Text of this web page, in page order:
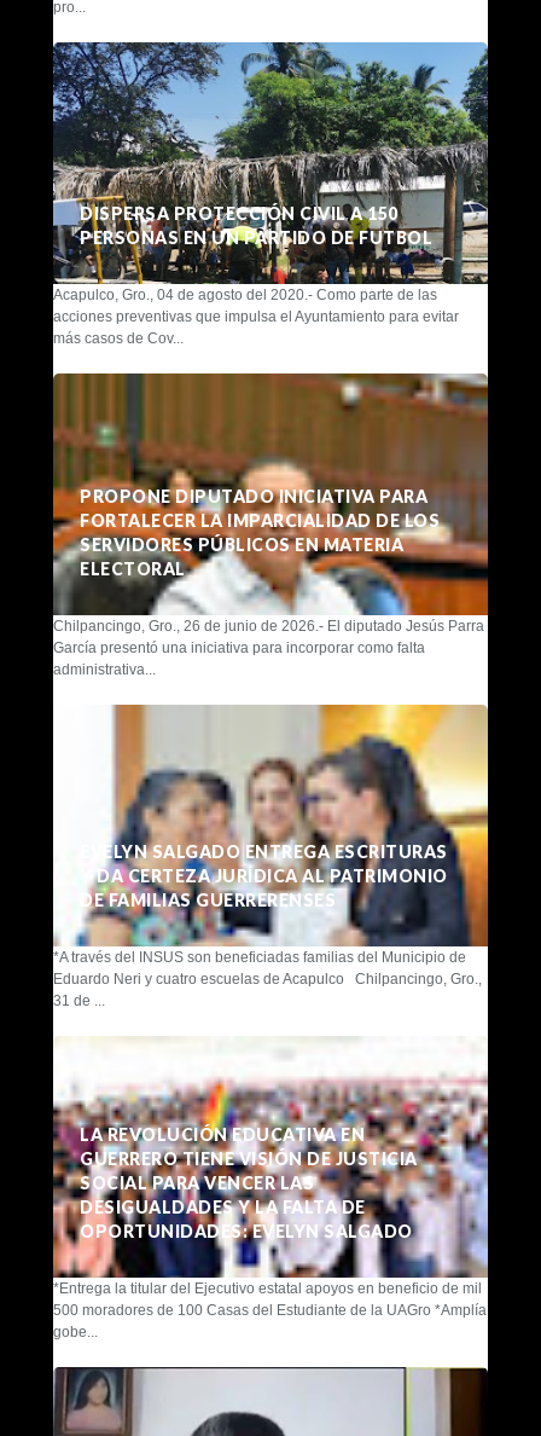
pro...
DISPERSA PROTECCIÓN CIVIL A 150
PERSONAS EN UN PARTIDO DE FUTBOL
Acapulco, Gro., 04 de agosto del 2020.- Como parte de las
acciones preventivas que impulsa el Ayuntamiento para evitar
más casos de Cov...
PROPONE DIPUTADO INICIATIVA PARA
FORTALECER LA IMPARCIALIDAD DE LOS
SERVIDORES PÚBLICOS EN MATERIA
ELECTORAL
Chilpancingo, Gro., 26 de junio de 2026.- El diputado Jesús Parra
García presentó una iniciativa para incorporar como falta
administrativa...
EVELYN SALGADO ENTREGA ESCRITURAS
Y DA CERTEZA JURÍDICA AL PATRIMONIO
DE FAMILIAS GUERRERENSES
*A través del INSUS son beneficiadas familias del Municipio de
Eduardo Neri y cuatro escuelas de Acapulco Chilpancingo, Gro.,
31 de ...
LA REVOLUCIÓN EDUCATIVA EN
GUERRERO TIENE VISIÓN DE JUSTICIA
SOCIAL PARA VENCER LAS
DESIGUALDADES Y LA FALTA DE
OPORTUNIDADES: EVELYN SALGADO
*Entrega la titular del Ejecutivo estatal apoyos en beneficio de mil
500 moradores de 100 Casas del Estudiante de la UAGro *Amplía
gobe...